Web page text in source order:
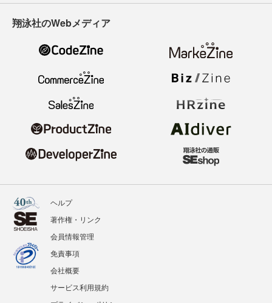
翔泳社のWebメディア
ヘルプ
著作権・リンク
会員情報管理
免責事項
会社概要
サービス利用規約